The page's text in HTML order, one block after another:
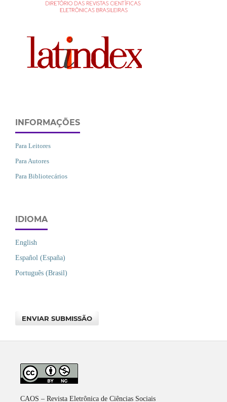
INFORMAÇÕES
Para Leitores
Para Autores
Para Bibliotecários
IDIOMA
English
Español (España)
Português (Brasil)
ENVIAR SUBMISSÃO
CAOS – Revista Eletrônica de Ciências Sociais